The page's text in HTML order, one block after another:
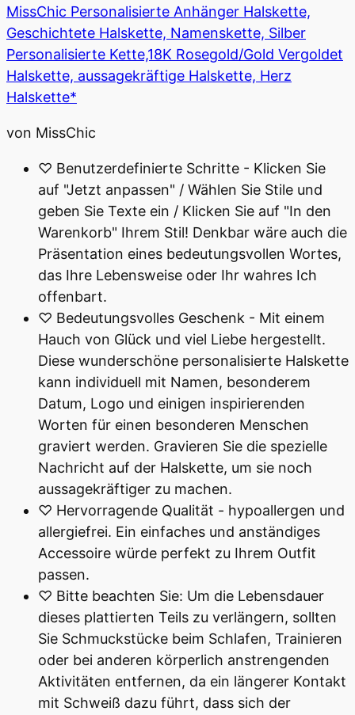
MissChic Personalisierte Anhänger Halskette,
Geschichtete Halskette, Namenskette, Silber
Personalisierte Kette,18K Rosegold/Gold Vergoldet
Halskette, aussagekräftige Halskette, Herz
Halskette*
von MissChic
♡ Benutzerdefinierte Schritte - Klicken Sie
auf "Jetzt anpassen" / Wählen Sie Stile und
geben Sie Texte ein / Klicken Sie auf "In den
Warenkorb" Ihrem Stil! Denkbar wäre auch die
Präsentation eines bedeutungsvollen Wortes,
das Ihre Lebensweise oder Ihr wahres Ich
offenbart.
♡ Bedeutungsvolles Geschenk - Mit einem
Hauch von Glück und viel Liebe hergestellt.
Diese wunderschöne personalisierte Halskette
kann individuell mit Namen, besonderem
Datum, Logo und einigen inspirierenden
Worten für einen besonderen Menschen
graviert werden. Gravieren Sie die spezielle
Nachricht auf der Halskette, um sie noch
aussagekräftiger zu machen.
♡ Hervorragende Qualität - hypoallergen und
allergiefrei. Ein einfaches und anständiges
Accessoire würde perfekt zu Ihrem Outfit
passen.
♡ Bitte beachten Sie: Um die Lebensdauer
dieses plattierten Teils zu verlängern, sollten
Sie Schmuckstücke beim Schlafen, Trainieren
oder bei anderen körperlich anstrengenden
Aktivitäten entfernen, da ein längerer Kontakt
mit Schweiß dazu führt, dass sich der